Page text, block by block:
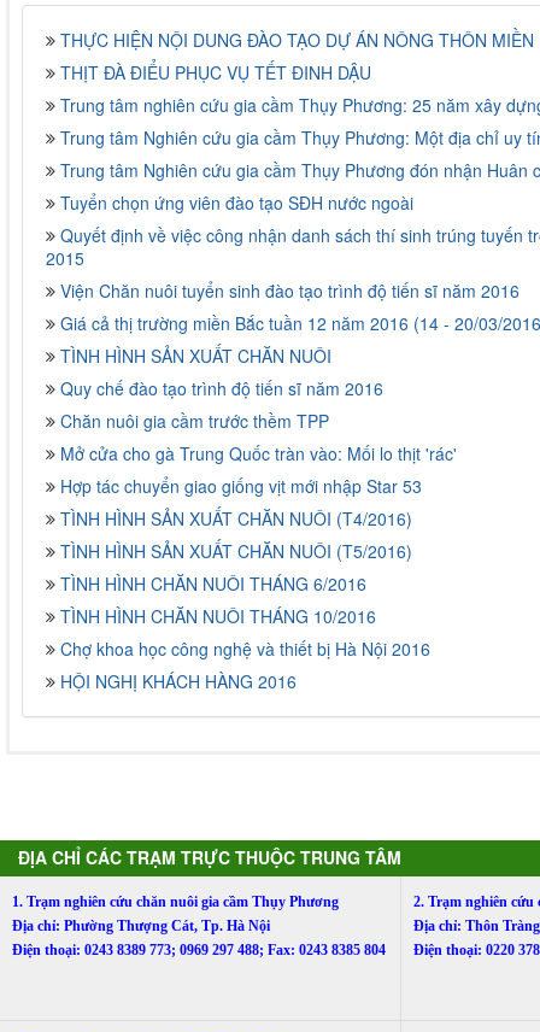
THỰC HIỆN NỘI DUNG ĐÀO TẠO DỰ ÁN NÔNG THÔN
THỊT ĐÀ ĐIỂU PHỤC VỤ TẾT ĐINH DẬU
Trung tâm nghiên cứu gia cầm Thụy Phương: 25 năm xây
Trung tâm Nghiên cứu gia cầm Thụy Phương: Một địa chỉ uy
Trung tâm Nghiên cứu gia cầm Thụy Phương đón nhận Huân
Tuyển chọn ứng viên đào tạo SĐH nước ngoài
Quyết định về việc công nhận danh sách thí sinh trúng tuyến
2015
Viện Chăn nuôi tuyển sinh đào tạo trình độ tiến sĩ năm 2016
Giá cả thị trường miền Bắc tuần 12 năm 2016 (14 - 20/03/
TÌNH HÌNH SẢN XUẤT CHĂN NUÔI
Quy chế đào tạo trình độ tiến sĩ năm 2016
Chăn nuôi gia cầm trước thềm TPP
Mở cửa cho gà Trung Quốc tràn vào: Mối lo thịt 'rác'
Hợp tác chuyển giao giống vịt mới nhập Star 53
TÌNH HÌNH SẢN XUẤT CHĂN NUÔI (T4/2016)
TÌNH HÌNH SẢN XUẤT CHĂN NUÔI (T5/2016)
TÌNH HÌNH CHĂN NUÔI THÁNG 6/2016
TÌNH HÌNH CHĂN NUÔI THÁNG 10/2016
Chợ khoa học công nghệ và thiết bị Hà Nội 2016
HỘI NGHỊ KHÁCH HÀNG 2016
ĐỊA CHỈ CÁC TRẠM TRỰC THUỘC TRUNG TÂM
1. Trạm nghiên cứu chăn nuôi gia cầm Thụy Phương
Địa chỉ: Phường Thượng Cát, Tp. Hà Nội
Điện thoại: 0243 8389 773; 0969 297 488; Fax: 0243 8385 804
2. Trạm nghiên
Địa chỉ: Thôn
Điện thoại: 0220